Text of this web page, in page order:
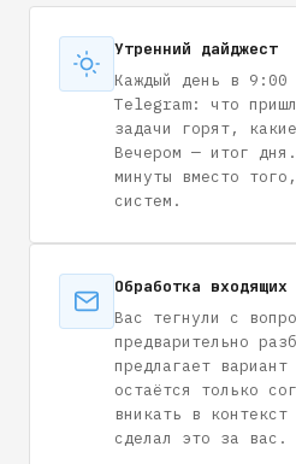
Утренний дайджест
Каждый день в 9:00
Telegram: что
задачи горят,
Вечером — итог
минуты вместо
систем.
Обработка входящих
Вас тегнули с
предварительно
предлагает
остаётся только
вникать в
сделал это за вас.